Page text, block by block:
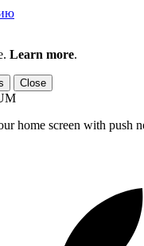
Learn more.
Close
home screen with push